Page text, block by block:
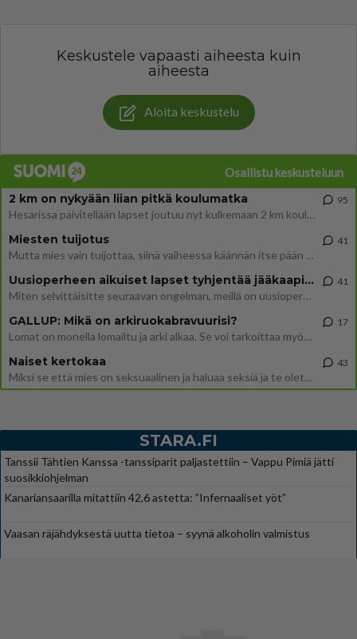
Keskustele vapaasti aiheesta kuin
aiheesta
Aloita keskustelu
Osallistu keskusteluun
2 km on nykyään liian pitkä koulumatka
Hesarissa päivitellään lapset joutuu nyt kulkemaan 2 km kouluun jösses. Ruostefillarilla tuo matka menee vaikka miten äk
95
Miesten tuijotus
Mutta mies vain tuijottaa, siinä vaiheessa käännän itse pään pois. Mikä juttu? Yleensä jos joku tuijottaa tai katsoo, hä
41
Uusioperheen aikuiset lapset tyhjentää jääkaapin käydessään
Miten selvittäisitte seuraavan ongelman, meillä on uusioperhe, minulla teini-ikäiset lapset ja puolisolla aikuiset, jotk
41
GALLUP: Mikä on arkiruokabravuurisi?
Lomat on monella lomailtu ja arki alkaa. Se voi tarkoittaa myös sitä, että grillailut on grillattu ja palataan arjen ruo
17
Naiset kertokaa
Miksi se että mies on seksuaalinen ja haluaa seksiä ja te olette hänen mielestänne haluttava on vastenmielistä? Mikä sii
43
STARA.FI
Tanssii Tähtien Kanssa -tanssiparit paljastettiin – Vappu Pimiä jätti
suosikkiohjelman
Kanariansaarilla mitattiin 42,6 astetta: ”Infernaaliset yöt”
Vaasan räjähdyksestä uutta tietoa – syynä alkoholin valmistus